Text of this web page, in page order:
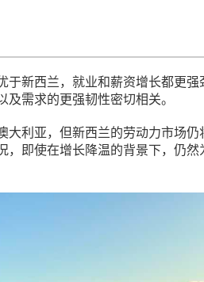
新西兰，就业和薪资增长都更强
需求的更强韧性密切相关。
大利亚，但新西兰的劳动力市场仍
，即使在增长降温的背景下，仍然